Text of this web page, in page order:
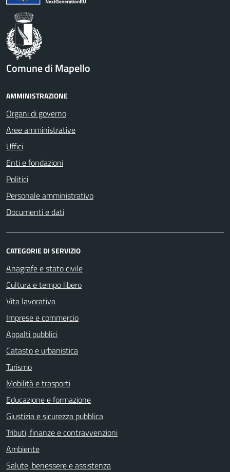
Comune di Mapello
AMMINISTRAZIONE
Organi di governo
Aree amministrative
Uffici
Enti e fondazioni
Politici
Personale amministrativo
Documenti e dati
CATEGORIE DI SERVIZIO
Anagrafe e stato civile
Cultura e tempo libero
Vita lavorativa
Imprese e commercio
Appalti pubblici
Catasto e urbanistica
Turismo
Mobilità e trasporti
Educazione e formazione
Giustizia e sicurezza pubblica
Tributi, finanze e contravvenzioni
Ambiente
Salute, benessere e assistenza